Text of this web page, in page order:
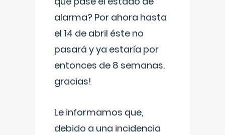
alarma? Por ahora hasta
el 14 de abril éste no
pasará y ya estaría por
entonces de 8 semanas.
gracias!
Le informamos que,
debido a una incidencia